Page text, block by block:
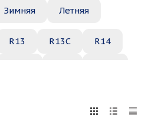
Зимняя Летняя
R13 R13C R14